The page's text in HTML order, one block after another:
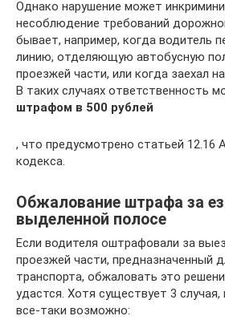
Однако нарушение может
несоблюдение требований
бывает, например, когда водитель
линию, отделяющую автобусную
проезжей части, или когда заехал
В таких случаях ответственность
штрафом в 500 рублей
, что предусмотрено статьей 12.16
кодекса.
Обжалование штрафа за
выделенной полосе
Если водителя оштрафовали за
проезжей части, предназначенный
транспорта, обжаловать это
удастся. Хотя существует 3
все-таки возможно: